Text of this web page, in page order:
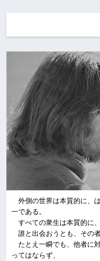
外側の世界は本質的に、
一である。
すべての衆生は本質的に
誰と出会おうとも、その
たとえ一瞬でも、他者に
ってはならず、